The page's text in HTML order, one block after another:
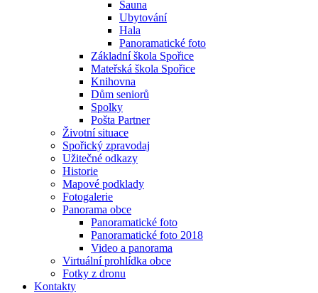
Sauna
Ubytování
Hala
Panoramatické foto
Základní škola Spořice
Mateřská škola Spořice
Knihovna
Dům seniorů
Spolky
Pošta Partner
Životní situace
Spořický zpravodaj
Užitečné odkazy
Historie
Mapové podklady
Fotogalerie
Panorama obce
Panoramatické foto
Panoramatické foto 2018
Video a panorama
Virtuální prohlídka obce
Fotky z dronu
Kontakty